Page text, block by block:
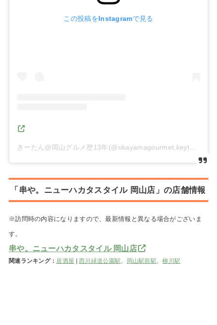
この投稿をInstagramで見る
「串や。ニューハカタスタイル 岡山店」の店舗情報
※訪問時の内容になりますので、最新情報と異なる場合がございま
す。
串や。ニューハカタスタイル 岡山店
関連ランキング： 居酒屋 |西川緑道公園駅 岡山駅前駅 、柳川駅